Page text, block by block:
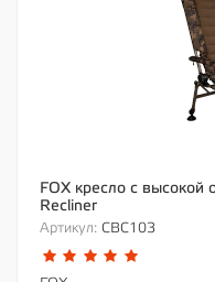
FOX кресло с высокой
Recliner
Артикул: CBC103